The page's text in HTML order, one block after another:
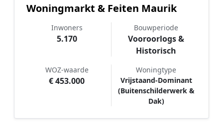
Woningmarkt & Feiten Maurik
Inwoners
5.170
Bouwperiode
Vooroorlogs &
Historisch
WOZ-waarde
€ 453.000
Woningtype
Vrijstaand-Dominant
(Buitenschilderwerk &
Dak)